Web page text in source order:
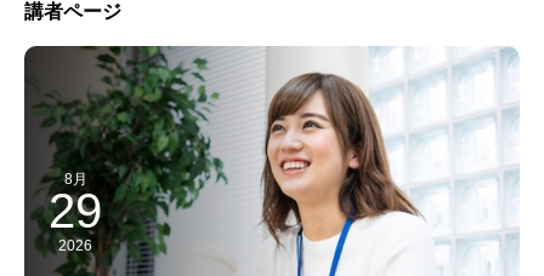
講者ページ
8月
29
2026